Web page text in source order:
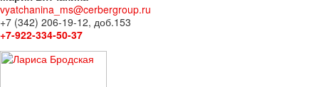
vyatchanina_ms@cerbergroup.ru
+7 (342) 206-19-12, доб.153
+7-922-334-50-37